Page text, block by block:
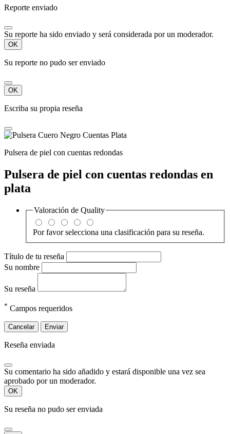
Reporte enviado
Su reporte ha sido enviado y será considerada por un moderador.
OK
Su reporte no pudo ser enviado
OK
Escriba su propia reseña
Pulsera de piel con cuentas redondas
Pulsera de piel con cuentas redondas en
plata
Valoración de Quality
Por favor selecciona una clasificación para su reseña.
Título de tu reseña
Su nombre
Su reseña
* Campos requeridos
Cancelar Enviar
Reseña enviada
Su comentario ha sido añadido y estará disponible una vez sea
aprobado por un moderador.
OK
Su reseña no pudo ser enviada